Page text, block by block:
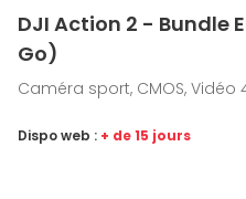
DJI Action 2 - Bundle
Go)
Caméra sport, CMOS, Vidéo
Dispo web : + de 15 jours